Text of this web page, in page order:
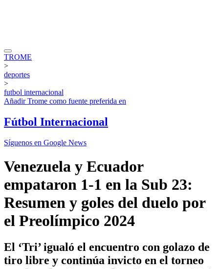
TROME
>
deportes
>
futbol internacional
AñadirTrome como fuente preferida en
Fútbol Internacional
Síguenos en Google News
Venezuela y Ecuador
empataron 1-1 en la Sub 23:
Resumen y goles del duelo por
el Preolímpico 2024
El ‘Tri’ igualó el encuentro con golazo de
tiro libre y continúa invicto en el torneo